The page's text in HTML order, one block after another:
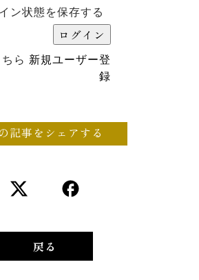
ン状態を保存する
ら 新規ユーザー登
録
記事をシェアする
戻る